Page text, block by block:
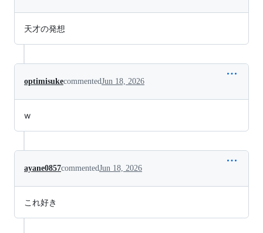
天才の発想
optimisukecommentedJun 18, 2026
w
ayane0857commentedJun 18, 2026
これ好き